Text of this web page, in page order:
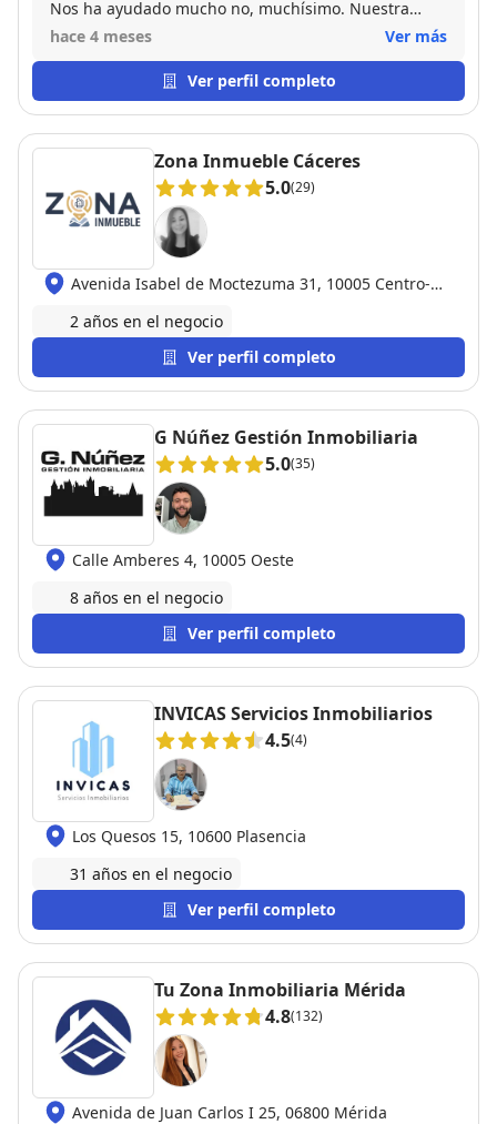
Nos ha ayudado mucho no, muchísimo. Nuestra
experiencia con el ha sido la mejor que cabría
persona, dispuesta a ayudarte en lo que sea y
siempre con una sonrisa. Como compradores en este
que teníamos y fueron surgiendo pero allí estaba
Carlos para asesorar. No hay palabras para describir
lo encantados que estamos. Muchísimas gracias de
corazón!
hace 4 meses Ver más
Ver perfil completo
Zona Inmueble Cáceres
5.0(29)
Avenida Isabel de Moctezuma 31, 10005 Centro-
2 años en el negocio
Ver perfil completo
G Núñez Gestión Inmobiliaria
5.0(35)
Calle Amberes 4, 10005 Oeste
8 años en el negocio
Ver perfil completo
INVICAS Servicios Inmobiliarios
4.5(4)
Los Quesos 15, 10600 Plasencia
31 años en el negocio
Ver perfil completo
Tu Zona Inmobiliaria Mérida
4.8(132)
Avenida de Juan Carlos I 25, 06800 Mérida